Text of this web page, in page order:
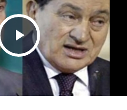
Play Video